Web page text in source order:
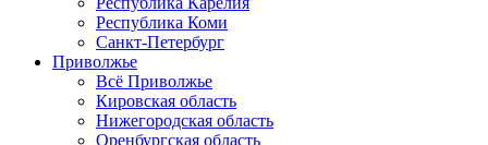
Республика Коми
Санкт-Петербург
Приволжье
Всё Приволжье
Кировская область
Нижегородская область
Оренбургская область